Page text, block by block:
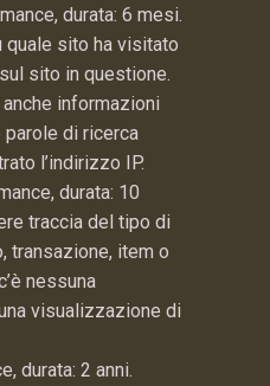
durata: 6 mesi.
quale sito ha visitato
sito in questione.
informazioni
di ricerca
l’indirizzo IP.
durata: 10
traccia del tipo di
transazione, item o
nessuna
visualizzazione di
durata: 2 anni.